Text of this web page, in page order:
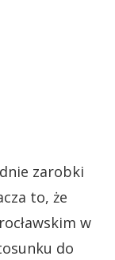
zarobki
to, że
w
do